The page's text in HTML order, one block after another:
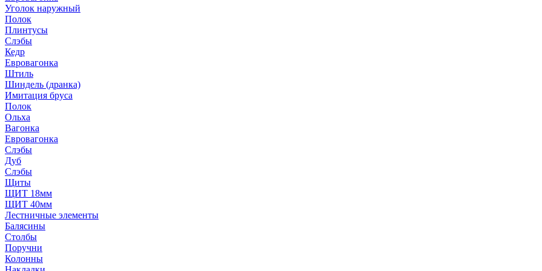
Уголок наружный
Полок
Плинтусы
Слэбы
Кедр
Евровагонка
Штиль
Шиндель (дранка)
Имитация бруса
Полок
Ольха
Вагонка
Евровагонка
Слэбы
Дуб
Слэбы
Щиты
ЩИТ 18мм
ЩИТ 40мм
Лестничные элементы
Балясины
Столбы
Поручни
Колонны